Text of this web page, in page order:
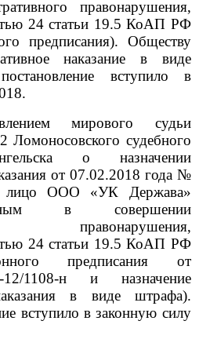
правонарушения,
24 статьи 19.5 КоАП РФ
предписания). Обществу
наказание в виде
вступило в
мирового судьи
Ломоносовского судебного
о назначении
от 07.02.2018 года №
лицо ООО «УК Держава»
в совершении
правонарушения,
24статьи 19.5КоАП РФ
предписания от
1108-н и назначение
в виде штрафа).
вступило в законную силу